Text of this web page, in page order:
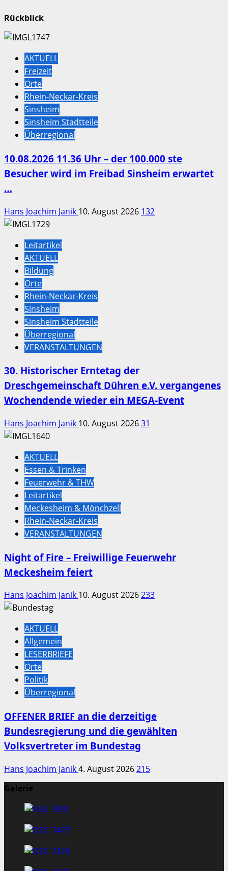
Rückblick
AKTUELL
Freizeit
Orte
Rhein-Neckar-Kreis
Sinsheim
Sinsheim Stadtteile
Überregional
10.08.2026 11.36 Uhr – der 100.000 ste
Besucher wird im Freibad Sinsheim erwartet
…
Hans Joachim Janik 10. August 2026 132
Leitartikel
AKTUELL
Bildung
Orte
Rhein-Neckar-Kreis
Sinsheim
Sinsheim Stadtteile
Überregional
VERANSTALTUNGEN
30. Historischer Erntetag der
Dreschgemeinschaft Dühren e.V. vergangenes
Wochendende wieder ein MEGA-Event
Hans Joachim Janik 10. August 202631
AKTUELL
Essen & Trinken
Feuerwehr & THW
Leitartikel
Meckesheim & Mönchzell
Rhein-Neckar-Kreis
VERANSTALTUNGEN
Night of Fire – Freiwillige Feuerwehr
Meckesheim feiert
Hans Joachim Janik 10. August 2026233
AKTUELL
Allgemein
LESERBRIEFE
Orte
Politik
Überregional
OFFENER BRIEF an die derzeitige
Bundesregierung und die gewählten
Volksvertreter im Bundestag
Hans Joachim Janik4. August 2026215
Galerie